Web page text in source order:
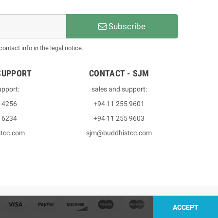
Subscribe
info in the legal notice.
4256
6234
CONTACT - SJM
sales and support:
+94 11 255 9601
+94 11 255 9603
sjm@buddhistcc.com
ACCEPT